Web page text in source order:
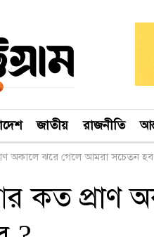
জাতীয় রাজনীতি
অকালে ঝরে গেলে আমরা সচেতন
কত প্রাণ